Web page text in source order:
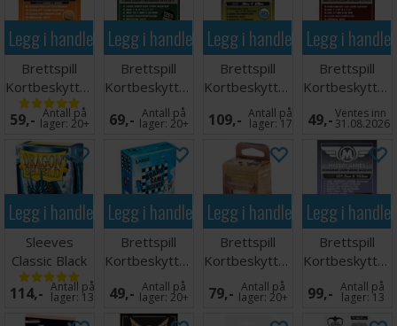
Legg i handlekurven
Brettspill
Kortbeskyttere
50 stk 54x80
59,- Antall på
lager:20+
Legg i handlekurven
Brettspill
Kortbeskyttere
50 stk
63.5x88
69,- Antall på
lager:20+
Legg i handlekurven
Brettspill
Kortbeskyttere
75 stk
70x120
109,- Antall på
lager: 17
Legg i
Brettspill
50 stk
43x65mm
49,-Ventes inn
31.08.2026
Legg i handlekurven
Sleeves
Classic Black
x100 - 63x88
m/box
114,- Antall på
lager: 13
Legg i handlekurven
Brettspill
Kortbeskyttere
50 stk 59x92
49,- Antall på
lager:20+
Legg i handlekurven
Brettspill
Kortbeskyttere
100 stk
41x63
79,- Antall på
lager:20+
Legg i
Brettspill
x100
101,5x153
99,- Antall på
lager: 13